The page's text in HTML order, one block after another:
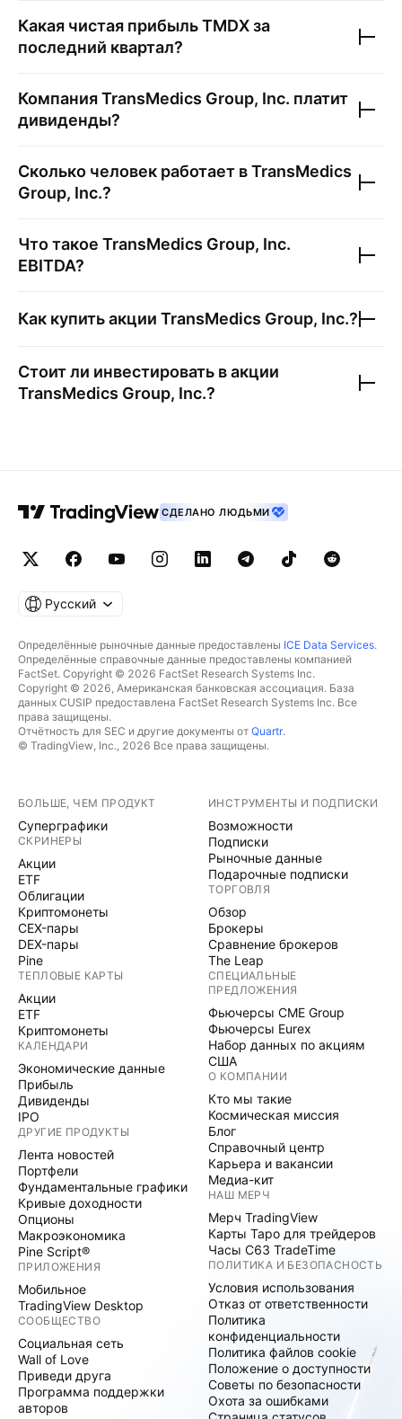
Какая чистая прибыльTMDXза
последний квартал?
КомпанияTransMedics Group, Inc. платит
дивиденды?
Сколько человек работает вTransMedics
Group, Inc.?
Что такое TransMedics Group, Inc.
EBITDA?
Как купить акции TransMedics Group, Inc.?
Стоит ли инвестировать в акции
TransMedics Group, Inc.?
СДЕЛАНО ЛЮДЬМИ
Русский
Определённые рыночные данные предоставлены ICE Data Services.
Определённые справочные данные предоставлены компанией
FactSet. Copyright © 2026 FactSet Research Systems Inc.
Copyright © 2026, Американская банковская ассоциация. База
данных CUSIP предоставлена FactSet Research Systems Inc. Все
права защищены.
Отчётность для SEC и другие документы от Quartr.
© TradingView, Inc., 2026 Все права защищены.
БОЛЬШЕ, ЧЕМ ПРОДУКТ
Суперграфики
СКРИНЕРЫ
Акции
ETF
Облигации
Криптомонеты
CEX-пары
DEX-пары
Pine
ТЕПЛОВЫЕ КАРТЫ
Акции
ETF
Криптомонеты
КАЛЕНДАРИ
Экономические данные
Прибыль
Дивиденды
IPO
ДРУГИЕ ПРОДУКТЫ
Лента новостей
Портфели
Фундаментальные графики
Кривые доходности
Опционы
Макроэкономика
Pine Script®
ПРИЛОЖЕНИЯ
Мобильное
TradingView Desktop
СООБЩЕСТВО
Социальная сеть
Wall of Love
Приведи друга
Программа поддержки
авторов
ИНСТРУМЕНТЫ И ПОДПИСКИ
Возможности
Подписки
Рыночные данные
Подарочные подписки
ТОРГОВЛЯ
Обзор
Брокеры
Сравнение брокеров
The Leap
СПЕЦИАЛЬНЫЕ
ПРЕДЛОЖЕНИЯ
Фьючерсы CME Group
Фьючерсы Eurex
Набор данных по акциям
США
О КОМПАНИИ
Кто мы такие
Космическая миссия
Блог
Справочный центр
Карьера и вакансии
Медиа-кит
НАШ МЕРЧ
Мерч TradingView
Карты Таро для трейдеров
Часы C63 TradeTime
ПОЛИТИКА И БЕЗОПАСНОСТЬ
Условия использования
Отказ от ответственности
Политика
конфиденциальности
Политика файлов cookie
Положение о доступности
Советы по безопасности
Охота за ошибками